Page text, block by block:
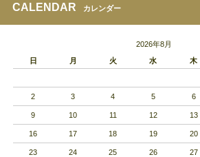
CALENDAR カレンダー
2026年8月
日
月 火 水 木
2 3 4 5 6
9 10 11 12 13
16 17 18 19 20
23 24 25 26 27